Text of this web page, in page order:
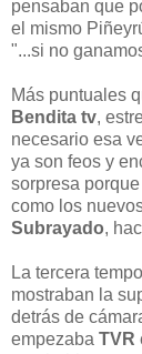
pensaban que
el mismo
"...si no
Más puntuales
Bendita tv,
necesario esa
ya son feos y
sorpresa
como los
Subrayado,
La tercera
mostraban la
detrás de
empezaba TVR